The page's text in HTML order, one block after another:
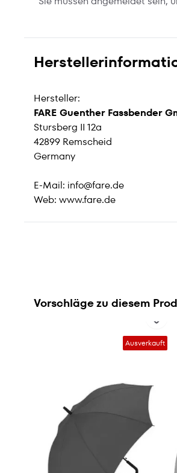
Hersteller:
FARE Guenther Fassbender
Stursberg II 12a
42899 Remscheid
Germany
E-Mail: info@fare.de
Web: www.fare.de
Vorschläge zu diesem
Ausverkauft